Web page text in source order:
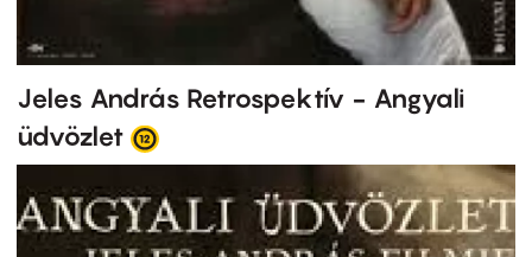
Jeles András Retrospektív - Angyali
üdvözlet